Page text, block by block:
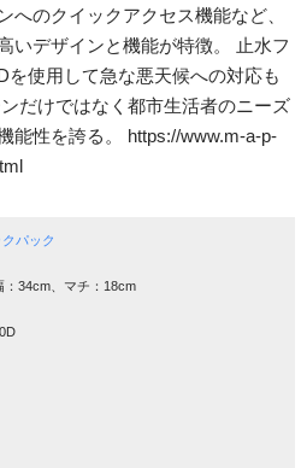
へのクイックアクセス機能など、
いデザインと機能が特徴。 止水フ
を使用して急な悪天候への対応も
だけではなく都市生活者のニーズ
能性を誇る。 https://www.m-a-p-
パック
：34cm、マチ：18cm